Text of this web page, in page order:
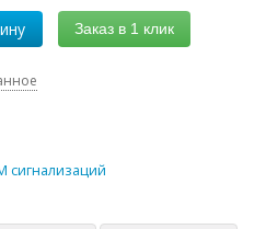
Заказ в 1 клик
сигнализаций